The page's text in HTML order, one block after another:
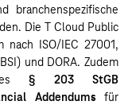
branchenspezifische
Die T Cloud Public
ISO/IEC 27001,
und DORA. Zudem
§ 203 StGB
Addendums für